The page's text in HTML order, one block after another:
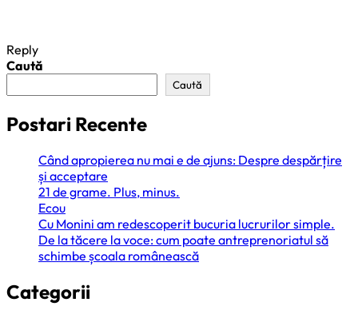
Reply
Caută
Caută
Postari Recente
Când apropierea nu mai e de ajuns: Despre despărțire
și acceptare
21 de grame. Plus, minus.
Ecou
Cu Monini am redescoperit bucuria lucrurilor simple.
De la tăcere la voce: cum poate antreprenoriatul să
schimbe școala românească
Categorii